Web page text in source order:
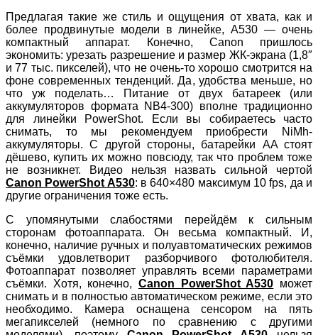
Предлагая такие же стиль и ощущения от хвата, как и
более продвинутые модели в линейке, A530 — очень
компактный аппарат. Конечно, Canon пришлось
экономить: урезать разрешение и размер ЖК-экрана (1,8″
и 77 тыс. пикселей), что не очень-то хорошо смотрится на
фоне современных тенденций. Да, удобства меньше, но
что уж поделать… Питание от двух батареек (или
аккумуляторов формата NB4-300) вполне традиционно
для линейки PowerShot. Если вы собираетесь часто
снимать, то мы рекомендуем приобрести NiMh-
аккумуляторы. С другой стороны, батарейки AA стоят
дёшево, купить их можно повсюду, так что проблем тоже
не возникнет. Видео нельзя назвать сильной чертой
Canon PowerShot A530: в 640×480 максимум 10 fps, да и
другие ограничения тоже есть.
С упомянутыми слабостями перейдём к сильным
сторонам фотоаппарата. Он весьма компактный. И,
конечно, наличие ручных и полуавтоматических режимов
съёмки удовлетворит разборчивого фотолюбителя.
Фотоаппарат позволяет управлять всеми параметрами
съёмки. Хотя, конечно, Canon PowerShot A530 может
снимать и в полностью автоматическом режиме, если это
необходимо. Камера оснащена сенсором на пять
мегапикселей (немного по сравнению с другими